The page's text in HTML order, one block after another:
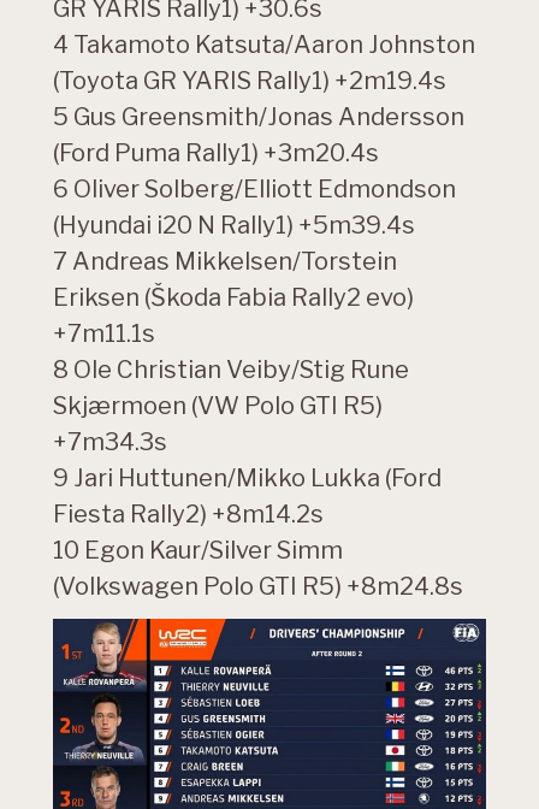
GR YARIS Rally1) +30.6s
4 Takamoto Katsuta/Aaron Johnston
(Toyota GR YARIS Rally1) +2m19.4s
5 Gus Greensmith/Jonas Andersson
(Ford Puma Rally1) +3m20.4s
6 Oliver Solberg/Elliott Edmondson
(Hyundai i20 N Rally1) +5m39.4s
7 Andreas Mikkelsen/Torstein
Eriksen (Škoda Fabia Rally2 evo)
+7m11.1s
8 Ole Christian Veiby/Stig Rune
Skjærmoen (VW Polo GTI R5)
+7m34.3s
9 Jari Huttunen/Mikko Lukka (Ford
Fiesta Rally2) +8m14.2s
10 Egon Kaur/Silver Simm
(Volkswagen Polo GTI R5) +8m24.8s